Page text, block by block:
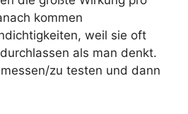
kommen
weil sie oft
als man denkt.
zu testen und dann